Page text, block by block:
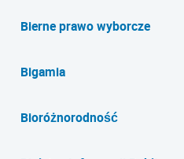
Bierne prawo wyborcze
Bigamia
Bioróżnorodność